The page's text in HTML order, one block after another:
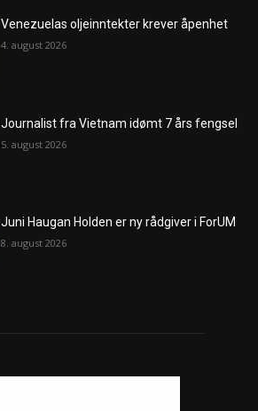
Venezuelas oljeinntekter krever åpenhet
4. august 2026
Journalist fra Vietnam idømt 7 års fengsel
5. august 2026
Juni Haugan Holden er ny rådgiver i ForUM
8. august 2026